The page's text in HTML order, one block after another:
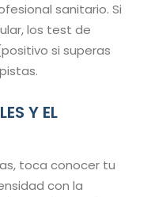
sanitario. Si
los test de
si superas
Y EL
toca conocer tu
con la